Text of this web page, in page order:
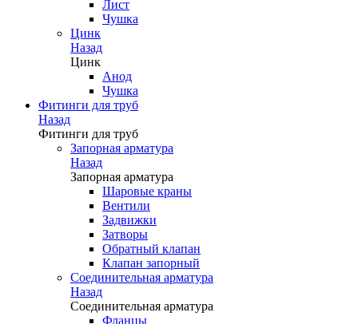
Лист
Чушка
Цинк
Назад
Цинк
Анод
Чушка
Фитинги для труб
Назад
Фитинги для труб
Запорная арматура
Назад
Запорная арматура
Шаровые краны
Вентили
Задвижки
Затворы
Обратный клапан
Клапан запорный
Соединительная арматура
Назад
Соединительная арматура
Фланцы